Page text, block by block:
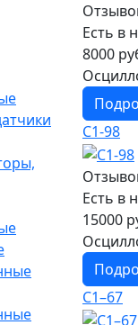
Есть в
8000
С1-98
Есть в
15000
С1–67